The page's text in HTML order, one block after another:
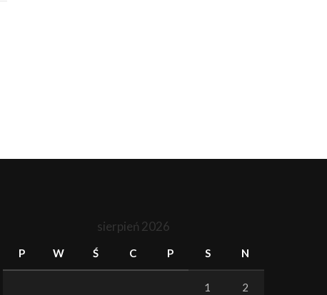
sierpień 2026
P W Ś C P S N
1 2